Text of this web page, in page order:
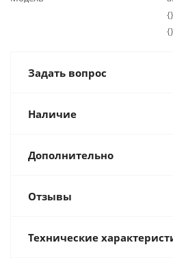
Задать вопрос
Наличие
Дополнительно
Отзывы
Технические